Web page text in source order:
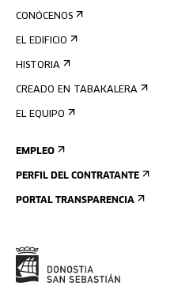
CONÓCENOS
EL EDIFICIO
HISTORIA
CREADO EN TABAKALERA
EL EQUIPO
EMPLEO
PERFIL DEL CONTRATANTE
PORTAL TRANSPARENCIA